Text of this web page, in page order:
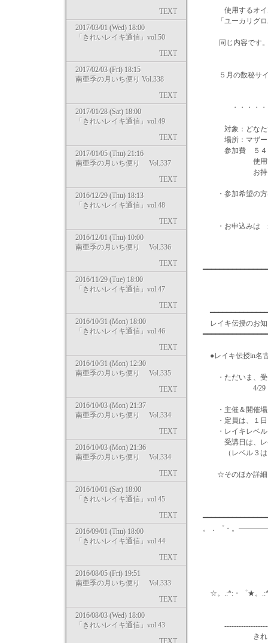
TEXT
2017/03/01 (Wed) 18:00
「きれいレイキ通信」vol.50
TEXT
2017/02/03 (Fri) 18:15
南亜季の月いち便り Vol.338
TEXT
2017/01/28 (Sat) 18:00
「きれいレイキ通信」vol.49
TEXT
2017/01/05 (Thu) 21:16
南亜季の月いち便り Vol.337
TEXT
2016/12/29 (Thu) 18:13
「きれいレイキ通信」vol.48
TEXT
2016/12/01 (Thu) 10:00
南亜季の月いち便り Vol.336
TEXT
2016/11/29 (Tue) 18:00
「きれいレイキ通信」vol.47
TEXT
2016/10/31 (Mon) 18:00
「きれいレイキ通信」vol.46
TEXT
2016/10/31 (Mon) 12:30
南亜季の月いち便り Vol.335
TEXT
2016/10/03 (Mon) 21:37
南亜季の月いち便り Vol.334
TEXT
2016/10/03 (Mon) 21:36
南亜季の月いち便り Vol.334
TEXT
2016/10/01 (Sat) 18:00
「きれいレイキ通信」vol.45
TEXT
2016/09/01 (Thu) 18:00
「きれいレイキ通信」vol.44
TEXT
2016/08/05 (Fri) 19:51
南亜季の月いち便り Vol.333
TEXT
2016/08/03 (Wed) 18:00
「きれいレイキ通信」vol.43
TEXT
使用するオイ
「ユーカリグロ
同じ内容です。
５月の数秘サイ
・・・・・・・
対象：どなた
場所：マザー･
参加費 ５４０
使用するオ
お持ちでない
・参加希望の方
・お申込みは
レイキ
●レイキ伝授in名
・ただいま、受
4/29（水・祝
・主催＆開催場
・定員は、１日
・レイキレベル
受講日は、レベ
（レベル３は、
☆そのほか詳細＆
。．゜・。
☆。.:*:・゜★。
きれいレイキ